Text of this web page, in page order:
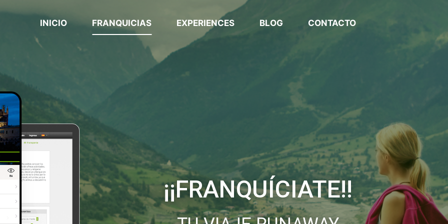
INICIO FRANQUICIAS EXPERIENCES BLOG CONTACTO
¡¡FRANQUÍCIATE!!